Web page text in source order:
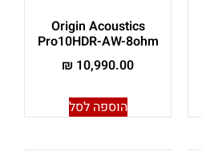
Origin Acoustics
Pro10HDR-AW-8ohm
₪ 10,990.00
הוספה לסל